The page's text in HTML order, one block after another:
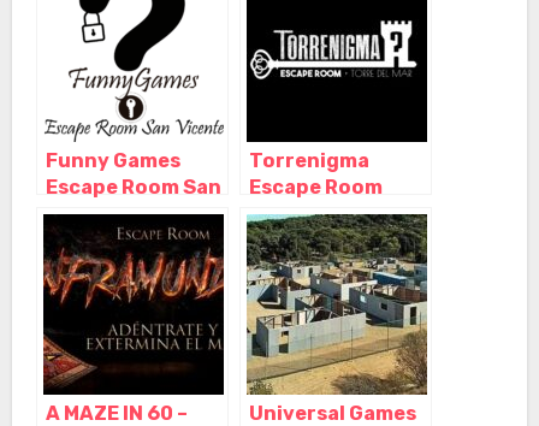
Madrid
Raspeig –
Alicante
Funny Games
Escape Room San
Vicent del
Raspeig, San
Vicente del
Raspeig –
Alicante
Torrenigma
Escape Room
Málaga – Torre
del Mar, Torre del
Mar – Málaga
A MAZE IN 60 –
Universal Games